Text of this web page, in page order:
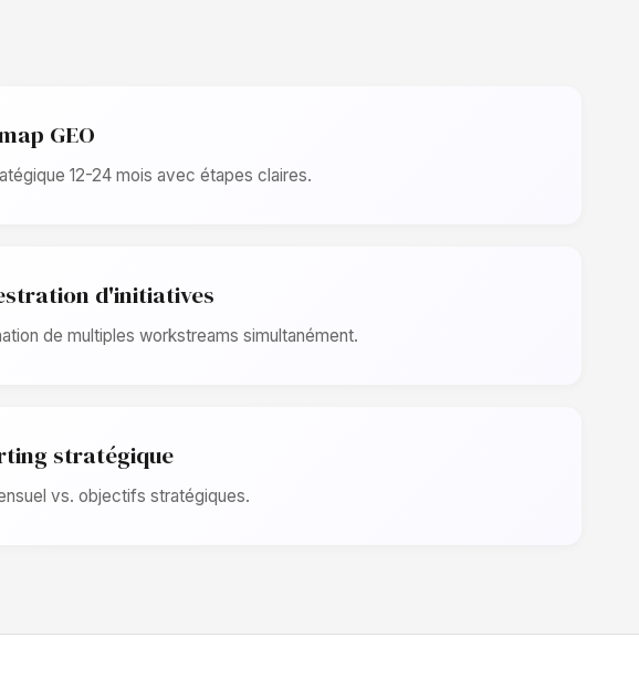
GEO
12-24 mois avec étapes claires.
d'initiatives
de multiples workstreams simultanément.
stratégique
vs. objectifs stratégiques.